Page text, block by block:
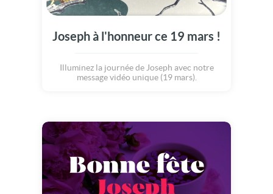
Joseph à l'honneur ce 19 mars !
Illuminez la journée de Joseph avec notre
message vidéo unique (19 mars).